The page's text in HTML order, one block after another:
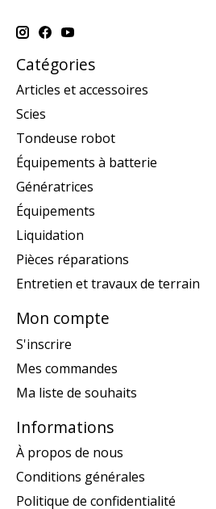
Catégories
Articles et accessoires
Scies
Tondeuse robot
Équipements à batterie
Génératrices
Équipements
Liquidation
Pièces réparations
Entretien et travaux de terrain
Mon compte
S'inscrire
Mes commandes
Ma liste de souhaits
Informations
À propos de nous
Conditions générales
Politique de confidentialité